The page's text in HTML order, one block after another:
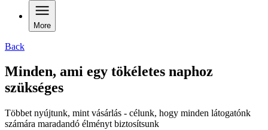
More
Back
Minden, ami egy tökéletes naphoz
szükséges
Többet nyújtunk, mint vásárlás - célunk, hogy minden látogatónk
számára maradandó élményt biztosítsunk